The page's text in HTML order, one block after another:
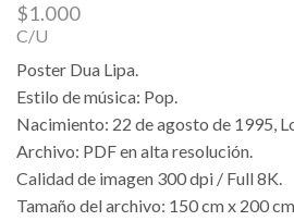
$1.000
C/U
Poster Dua Lipa.
Estilo de música: Pop.
Nacimiento: 22 de agosto de 1995,
Archivo: PDF en alta resolución.
Calidad de imagen 300 dpi / Full 8K.
Tamaño del archivo: 150 cm x 200